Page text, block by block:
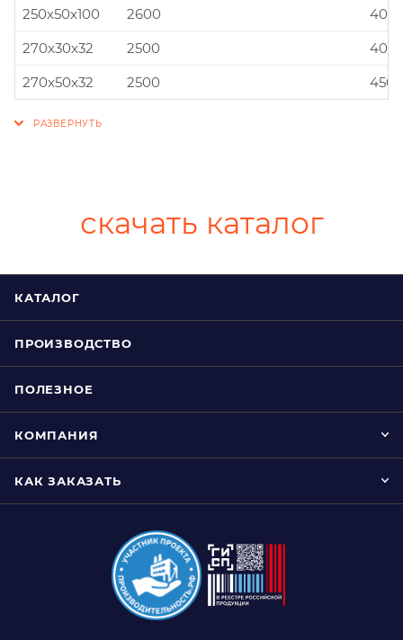
250x50x100
2600
270x30x32
2500
270x50x32
2500
скачать каталог
КАТАЛОГ
ПРОИЗВОДСТВО
ПОЛЕЗНОЕ
КОМПАНИЯ
КАК ЗАКАЗАТЬ